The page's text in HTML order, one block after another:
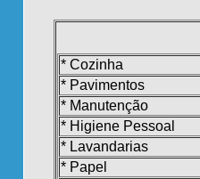
* Cozinha
* Pavimentos
* Manutenção
* Higiene Pessoal
* Lavandarias
* Papel